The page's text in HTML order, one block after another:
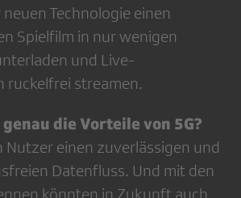
Technologie einen
Spielfilm in nur wenigen
und Live-
ruckelfrei streamen.
die Vorteile von 5G?
Nutzer einen zuverlässigen und
Datenfluss. Und mit den
könnten in Zukunft auch